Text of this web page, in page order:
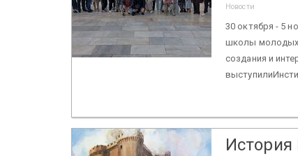
Новости
30 октября - 5
школы молодых
создания и